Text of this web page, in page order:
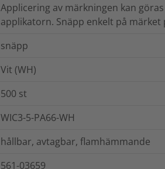
Applicering av märkningen kan
applikatorn. Snäpp enkelt på
snäpp
Vit (WH)
500 st
WIC3-5-PA66-WH
hållbar, avtagbar, flamhämmande
561-03659